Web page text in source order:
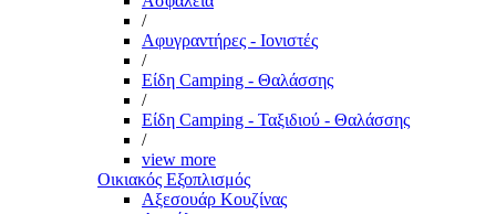
/
Αφυγραντήρες - Ιονιστές
/
Είδη Camping - Θαλάσσης
/
Είδη Camping - Ταξιδιού - Θαλάσσης
/
view more
Οικιακός Εξοπλισμός
Αξεσουάρ Κουζίνας